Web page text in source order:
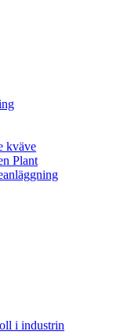
kväve
Plant
i industrin